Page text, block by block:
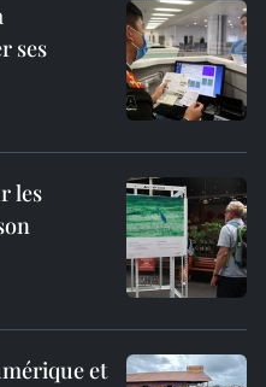
ses
les
et